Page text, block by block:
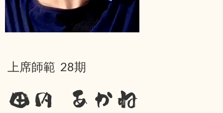
上席師範 28期
田内 あかね